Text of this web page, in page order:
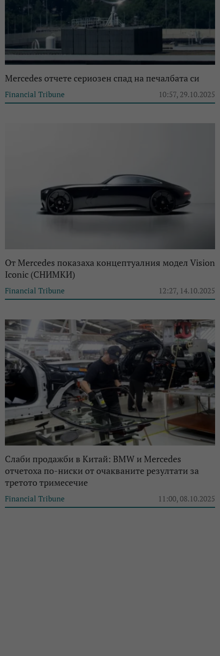
Mercedes отчете сериозен спад на печалбата си
Financial Tribune 10:57, 29.10.2025
От Mercedes показаха концептуалния модел Vision
Iconic (СНИМКИ)
Financial Tribune 12:27, 14.10.2025
Слаби продажби в Китай: BMW и Mercedes
отчетоха по-ниски от очакваните резултати за
третото тримесечие
Financial Tribune 11:00, 08.10.2025